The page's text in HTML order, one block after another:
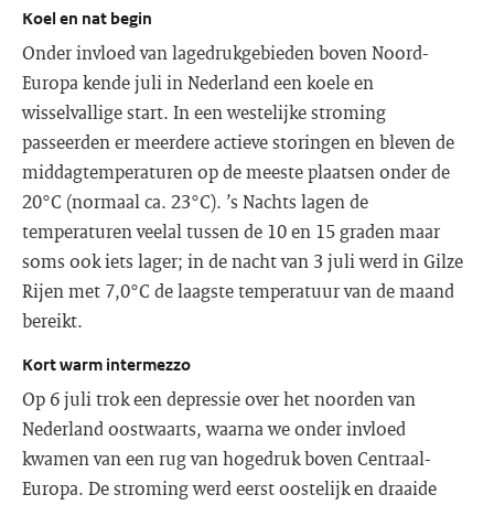
Koel en nat begin
Onder invloed van lagedrukgebieden boven Noord-
Europa kende juli in Nederland een koele en
wisselvallige start. In een westelijke stroming
passeerden er meerdere actieve storingen en bleven de
middagtemperaturen op de meeste plaatsen onder de
20°C (normaal ca. 23°C). ’s Nachts lagen de
temperaturen veelal tussen de 10 en 15 graden maar
soms ook iets lager; in de nacht van 3 juli werd in Gilze
Rijen met 7,0°C de laagste temperatuur van de maand
bereikt.
Kort warm intermezzo
Op 6 juli trok een depressie over het noorden van
Nederland oostwaarts, waarna we onder invloed
kwamen van een rug van hogedruk boven Centraal-
Europa. De stroming werd eerst oostelijk en draaide